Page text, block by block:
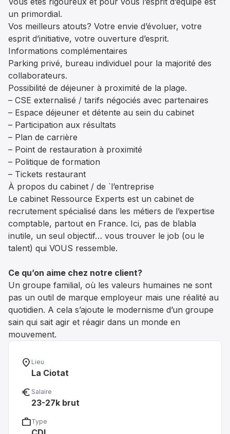
un primordial.
Vos meilleurs atouts? Votre envie d’évoluer, votre
esprit d’initiative, votre ouverture d’esprit.
Informations complémentaires
Parking privé, bureau individuel pour la majorité des
collaborateurs.
Possibilité de déjeuner à proximité de la plage.
– CSE externalisé / tarifs négociés avec partenaires
– Espace déjeuner et détente au sein du cabinet
– Participation aux résultats
– Plan de carrière
– Point de restauration à proximité
– Politique de formation
– Tickets restaurant
À propos du cabinet / de `l’entreprise
Le cabinet Ressource Experts est un cabinet de
recrutement spécialisé dans les métiers de l’expertise
comptable, partout en France. Ici, pas de blabla
inutile, un seul objectif… vous trouver le job (ou le
talent) qui VOUS ressemble.
Ce qu’on aime chez notre client?
Un groupe familial, où les valeurs humaines ne sont
pas un outil de marque employeur mais une réalité au
quotidien. A cela s’ajoute le modernisme d’un groupe
sain qui sait agir et réagir dans un monde en
mouvement.
location_on Lieu
La Ciotat
euro_symbol Salaire
23-27k brut
workType